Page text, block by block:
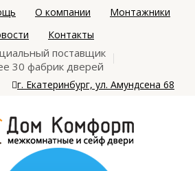
О компании
Монтажники
Контакты
поставщик
30 фабрик дверей
г. Екатеринбург, ул. Амундсена 68